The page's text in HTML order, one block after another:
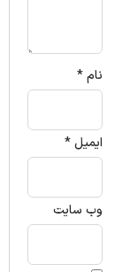
نام*
ایمیل*
وب‌ سایت